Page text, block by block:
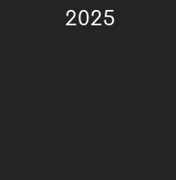
2025